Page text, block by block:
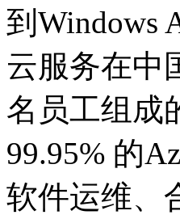
到Windows
云服务在中
名员工组成
99.95% 的
软件运维、